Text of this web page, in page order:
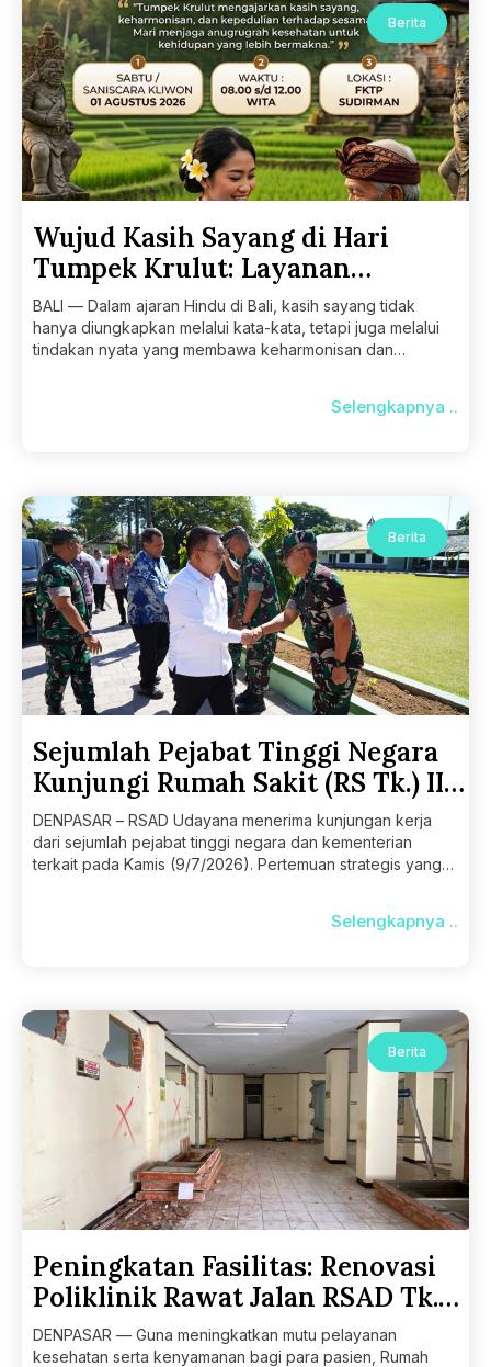
Berita
Wujud Kasih Sayang di Hari
Tumpek Krulut: Layanan
Pemeriksaan Kesehatan Gratis
untuk Masyarakat Umum
BALI — Dalam ajaran Hindu di Bali, kasih sayang tidak
hanya diungkapkan melalui kata-kata, tetapi juga melalui
tindakan nyata yang membawa keharmonisan dan
Selengkapnya ..
Berita
Sejumlah Pejabat Tinggi Negara
Kunjungi Rumah Sakit (RS Tk.) II
Udayana
DENPASAR – RSAD Udayana menerima kunjungan kerja
dari sejumlah pejabat tinggi negara dan kementerian
terkait pada Kamis (9/7/2026). Pertemuan strategis yang
Selengkapnya ..
Berita
Peningkatan Fasilitas: Renovasi
Poliklinik Rawat Jalan RSAD Tk.
II Udayana
DENPASAR — Guna meningkatkan mutu pelayanan
kesehatan serta kenyamanan bagi para pasien, Rumah